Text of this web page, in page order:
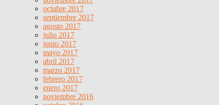
octubre 2017
septiembre 2017
agosto 2017
julio 2017
junio 2017
mayo 2017
abril 2017
marzo 2017
febrero 2017
enero 2017
noviembre 2016